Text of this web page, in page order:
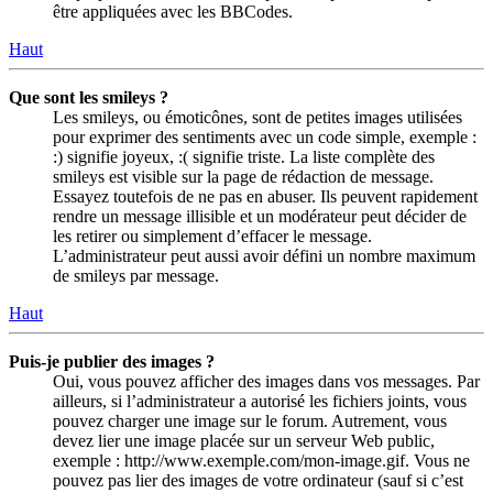
être appliquées avec les BBCodes.
Haut
Que sont les smileys ?
Les smileys, ou émoticônes, sont de petites images utilisées
pour exprimer des sentiments avec un code simple, exemple :
:) signifie joyeux, :( signifie triste. La liste complète des
smileys est visible sur la page de rédaction de message.
Essayez toutefois de ne pas en abuser. Ils peuvent rapidement
rendre un message illisible et un modérateur peut décider de
les retirer ou simplement d’effacer le message.
L’administrateur peut aussi avoir défini un nombre maximum
de smileys par message.
Haut
Puis-je publier des images ?
Oui, vous pouvez afficher des images dans vos messages. Par
ailleurs, si l’administrateur a autorisé les fichiers joints, vous
pouvez charger une image sur le forum. Autrement, vous
devez lier une image placée sur un serveur Web public,
exemple : http://www.exemple.com/mon-image.gif. Vous ne
pouvez pas lier des images de votre ordinateur (sauf si c’est